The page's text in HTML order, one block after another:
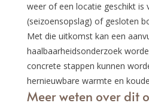
weer of een locatie geschikt is
(seizoensopslag) of gesloten
Met die uitkomst kan een
haalbaarheidsonderzoek
concrete stappen kunnen
hernieuwbare warmte en
Meer weten over dit